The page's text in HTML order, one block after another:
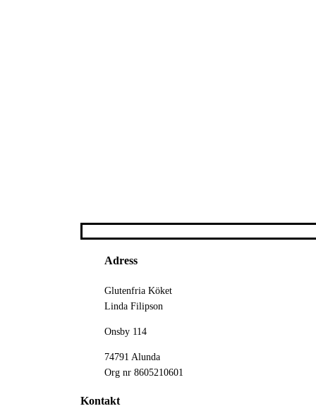
Adress
Glutenfria Köket
Linda Filipson
Onsby 114
74791 Alunda
Org nr 8605210601
Kontakt